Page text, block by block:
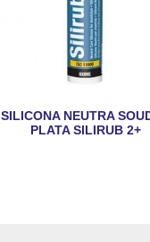
SILICONA NEUTRA
PLATA SILIRUB 2+